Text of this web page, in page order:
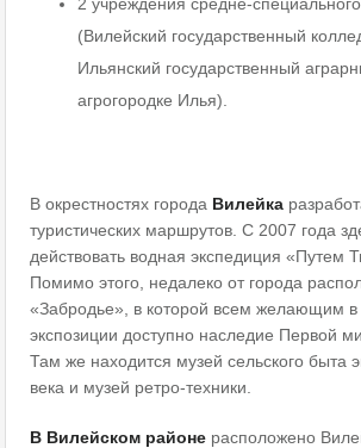
(Вилейский государственный
Ильянский государственный
агрогородке Илья).
В окрестностях города Вилейка
туристических маршрутов. С 2007 года
действовать водная экспедиция «Путем
Помимо этого, недалеко от города
«Забродье», в которой всем желающим в
экспозиции доступно наследие Первой
Там же находится музей сельского быта
века и музей ретро-техники.
В Вилейском районе расположено